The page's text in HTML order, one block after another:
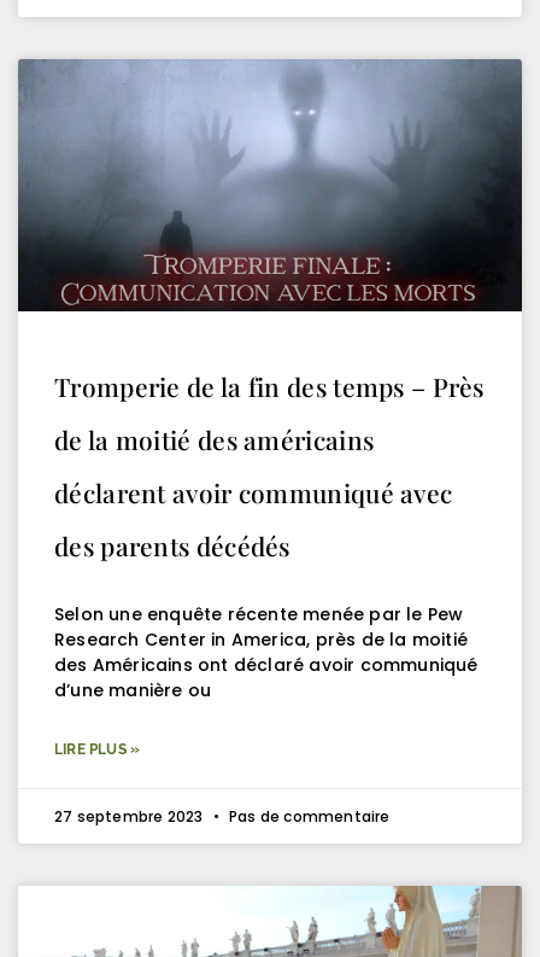
Tromperie de la fin des temps – Près
de la moitié des américains
déclarent avoir communiqué avec
des parents décédés
Selon une enquête récente menée par le Pew
Research Center in America, près de la moitié
des Américains ont déclaré avoir communiqué
d’une manière ou
LIRE PLUS »
27 septembre 2023 Pas de commentaire